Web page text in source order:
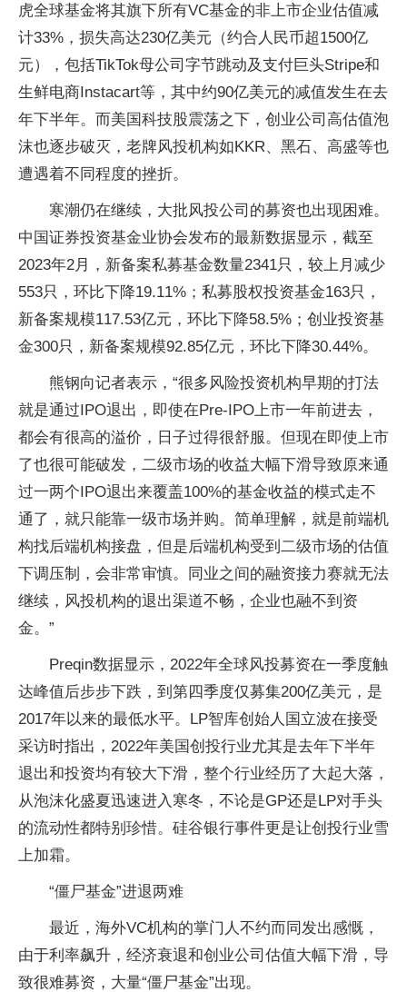
虎全球基金将其旗下所有VC基金的非上市企业估值减
计33%，损失高达230亿美元（约合人民币超1500亿
元），包括TikTok母公司字节跳动及支付巨头Stripe和
生鲜电商Instacart等，其中约90亿美元的减值发生在去
年下半年。而美国科技股震荡之下，创业公司高估值泡
沫也逐步破灭，老牌风投机构如KKR、黑石、高盛等也
遭遇着不同程度的挫折。
寒潮仍在继续，大批风投公司的募资也出现困难。
中国证券投资基金业协会发布的最新数据显示，截至
2023年2月，新备案私募基金数量2341只，较上月减少
553只，环比下降19.11%；私募股权投资基金163只，
新备案规模117.53亿元，环比下降58.5%；创业投资基
金300只，新备案规模92.85亿元，环比下降30.44%。
熊钢向记者表示，“很多风险投资机构早期的打法
就是通过IPO退出，即使在Pre-IPO上市一年前进去，
都会有很高的溢价，日子过得很舒服。但现在即使上市
了也很可能破发，二级市场的收益大幅下滑导致原来通
过一两个IPO退出来覆盖100%的基金收益的模式走不
通了，就只能靠一级市场并购。简单理解，就是前端机
构找后端机构接盘，但是后端机构受到二级市场的估值
下调压制，会非常审慎。同业之间的融资接力赛就无法
继续，风投机构的退出渠道不畅，企业也融不到资
金。”
Preqin数据显示，2022年全球风投募资在一季度触
达峰值后步步下跌，到第四季度仅募集200亿美元，是
2017年以来的最低水平。LP智库创始人国立波在接受
采访时指出，2022年美国创投行业尤其是去年下半年
退出和投资均有较大下滑，整个行业经历了大起大落，
从泡沫化盛夏迅速进入寒冬，不论是GP还是LP对手头
的流动性都特别珍惜。硅谷银行事件更是让创投行业雪
上加霜。
“僵尸基金”进退两难
最近，海外VC机构的掌门人不约而同发出感慨，
由于利率飙升，经济衰退和创业公司估值大幅下滑，导
致很难募资，大量“僵尸基金”出现。